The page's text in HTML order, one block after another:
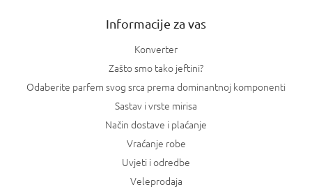
Informacije za vas
Konverter
Zašto smo tako jeftini?
Odaberite parfem svog srca prema dominantnoj komponenti
Sastav i vrste mirisa
Način dostave i plaćanje
Vraćanje robe
Uvjeti i odredbe
Veleprodaja